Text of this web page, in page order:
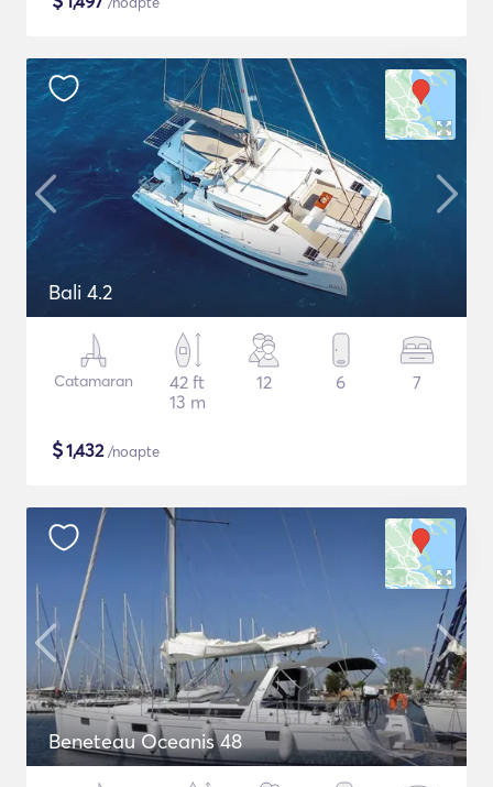
Bali 4.2
Catamaran
42 ft
13 m
12 6 7
$1,432/noapte
Beneteau Oceanis 48